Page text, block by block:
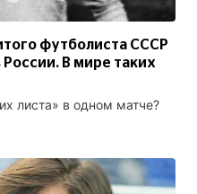
футболиста СССР
России. В мире таких
листа» в одном матче?